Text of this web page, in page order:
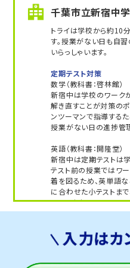
【中学受験】
開成中、麻布中、桜蔭中
中、早稲田中、渋谷教育
部、慶應義塾湘南藤沢中
中、開智中、市立浦和中
第一志望校合格を目指
お任せください！
※模試受講生を除くトライ生徒の合格
教室長兼教育プランナ
千葉市立新宿中
トライは学校から約10
す。授業がない日も自
いらっしゃいます。
定期テスト対策
数学（教科書：啓林館）
新宿中は学校のワーク
解き直すことが対策の
ンツーマンで指導するた
授業がない日の進捗管
英語（教科書：開隆堂）
新宿中は定期テストは
テスト前の授業ではワ
着を図るため、英単語
に合わせた小テストま
ートします。
・定期テスト対策コース